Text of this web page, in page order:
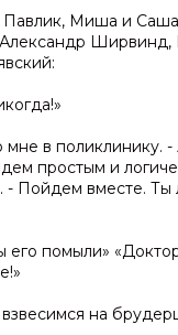
Миша и
Ширвинд,
в поликлинику. -
простым и
- Пойдем вместе. Ты
его помыли»
на